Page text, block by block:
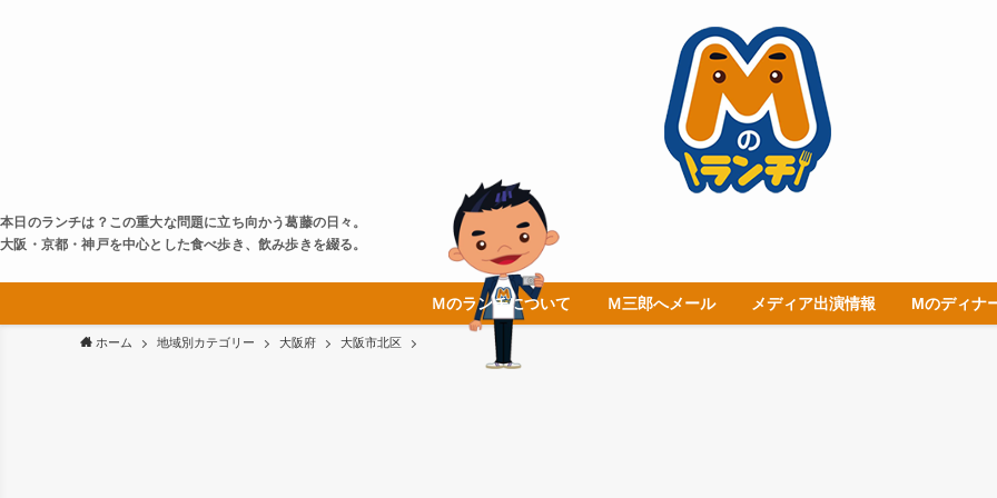
本日のランチは？この重大な問題に立ち向かう葛藤の日々。
大阪・京都・神戸を中心とした食べ歩き、飲み歩きを綴る。
Ｍのランチについて Ｍ三郎へメール メディア出演情報 Mのディナ
ホーム 地域別カテゴリー 大阪府 大阪市北区